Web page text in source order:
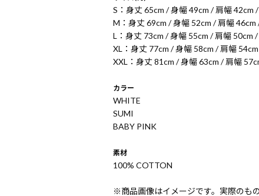
S：身丈 65cm / 身幅 49cm / 肩幅 42cm
M：身丈 69cm / 身幅 52cm / 肩幅 46cm
L：身丈 73cm / 身幅 55cm / 肩幅 50cm
XL：身丈 77cm / 身幅 58cm / 肩幅
XXL：身丈 81cm / 身幅 63cm / 肩幅
カラー
WHITE
SUMI
BABY PINK
素材
100% COTTON
※商品画像はイメージです。実際のも